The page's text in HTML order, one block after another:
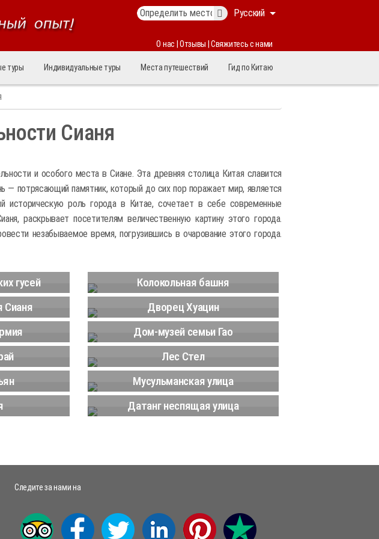
Русский
О нас Отзывы Свяжитесь с нами
туры Индивидуальные туры Места путешествий Гид по Китаю
Сианя
и особого места в Сиане. Эта древняя столица Китая славится
потрясающий памятник, который до сих пор поражает мир, является
историческую роль города в Китае, сочетает в себе современные
раскрывает посетителям величественную картину этого города.
незабываемое время, погрузившись в очарование этого города.
гусей
Колокольная башня
Сианя
Дворец Хуацин
Дом-музей семьи Гао
Лес Стел
Мусульманская улица
Датанг неспящая улица
Следите за нами на